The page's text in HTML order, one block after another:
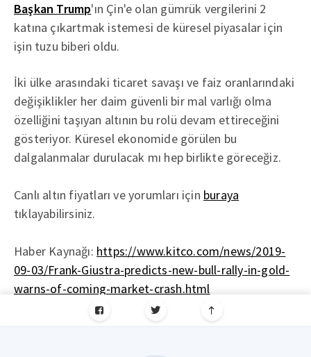
Başkan Trump'ın Çin'e olan gümrük vergilerini 2
katına çıkartmak istemesi de küresel piyasalar için
işin tuzu biberi oldu.
İki ülke arasındaki ticaret savaşı ve faiz oranlarındaki
değişiklikler her daim güvenli bir mal varlığı olma
özelliğini taşıyan altının bu rolü devam ettireceğini
gösteriyor. Küresel ekonomide görülen bu
dalgalanmalar durulacak mı hep birlikte göreceğiz.
Canlı altın fiyatları ve yorumları için buraya
tıklayabilirsiniz.
Haber Kaynağı: https://www.kitco.com/news/2019-
09-03/Frank-Giustra-predicts-new-bull-rally-in-gold-
warns-of-coming-market-crash.html